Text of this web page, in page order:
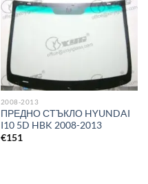
2008-2013
ПРЕДНО СТЪКЛО HYUNDAI
I10 5D HBK 2008-2013
€151